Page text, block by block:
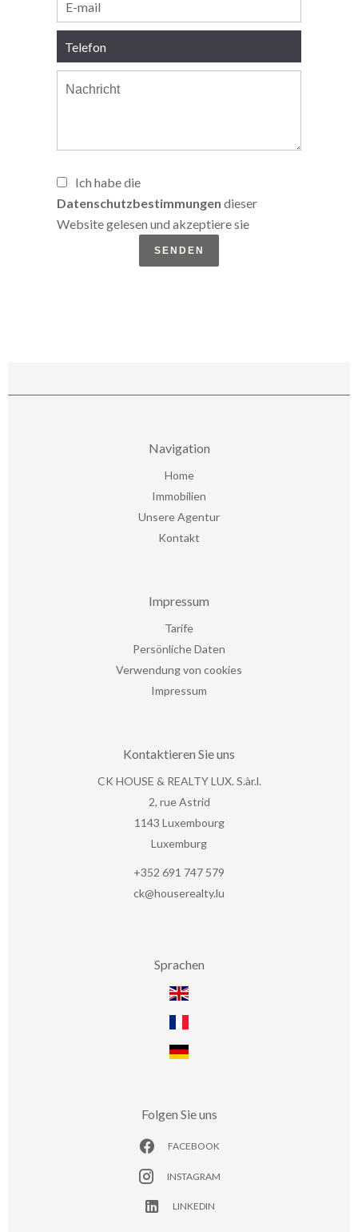
Ich habe die
Datenschutzbestimmungen dieser
Website gelesen und akzeptiere sie
SENDEN
Navigation
Home
Immobilien
Unsere Agentur
Kontakt
Impressum
Tarife
Persönliche Daten
Verwendung von cookies
Impressum
Kontaktieren Sie uns
CK HOUSE & REALTY LUX. S.àr.l.
2, rue Astrid
1143 Luxembourg
Luxemburg
+352 691 747 579
ck@houserealty.lu
Sprachen
Folgen Sie uns
FACEBOOK
INSTAGRAM
LINKEDIN